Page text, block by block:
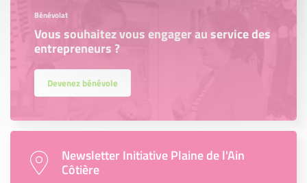
Bénévolat
Vous souhaitez vous engager au service des
entrepreneurs ?
Devenez bénévole
Newsletter Initiative Plaine de l'Ain
Côtière